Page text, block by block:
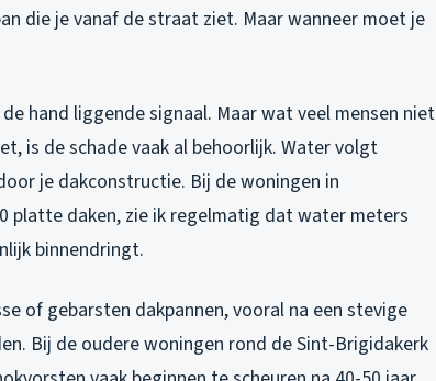
die je vanaf de straat ziet. Maar wanneer moet je
hand liggende signaal. Maar wat veel mensen niet
is de schade vaak al behoorlijk. Water volgt
je dakconstructie. Bij de woningen in
platte daken, zie ik regelmatig dat water meters
binnendringt.
of gebarsten dakpannen, vooral na een stevige
Bij de oudere woningen rond de Sint-Brigidakerk